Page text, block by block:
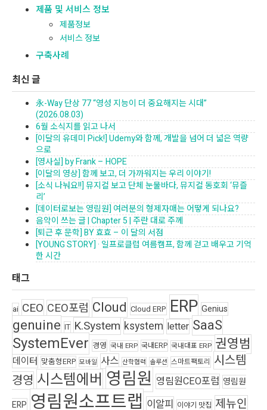
제품 및 서비스 정보
제품정보
서비스 정보
구축사례
최신 글
永-Way 단상 77 “영성 지능이 더 중요해지는 시대”
(2026.08.03)
6월 소식지를 읽고 나서
[이달의 유데미 Pick!] Udemy와 함께, 개발을 넘어 더 넓은 역량
으로
[영사실] by Frank – HOPE
[이달의 영상] 함께 보고, 더 가까워지는 우리 이야기!
[소식 나눠요!!] 뮤지컬 보고 단체 눈물바다, 뮤지컬 동호회 ‘뮤즐
리’
[데이터로보는 영림원] 여러분의 형제자매는 어떻게 되나요?
음악이 쓰는 글 | Chapter 5 | 주란 대로 주께
[퇴근 후 문학] BY 효효 – 이 달의 서점
[YOUNG STORY] · 일프로클럽 여름캠프, 함께 걷고 배우고 기억
한 시간
태그
ai CEO CEO포럼 Cloud Cloud ERP ERP Genius
genuine IT K.System ksystem letter SaaS
SystemEver 경영 국내 ERP 국내ERP 국내대표 ERP 권영범
데이터 맞춤형ERP 모바일 사스 산학협력 솔루션 스마트팩토리 시스템
경영 시스템에버 영림원 영림원CEO포럼 영림원
ERP 영림원소프트랩 이알피 이야기 맛집 제뉴인